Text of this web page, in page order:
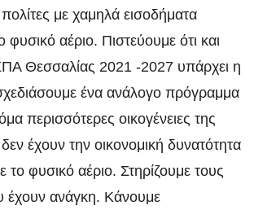
με χαμηλά εισοδήματα
φυσικό αέριο. Πιστεύουμε ότι και
Θεσσαλίας 2021 -2027 υπάρχει η
ένα ανάλογο πρόγραμμα
περισσότερες οικογένειες της
έχουν την οικονομική δυνατότητα
φυσικό αέριο. Στηρίζουμε τους
ανάγκη. Κάνουμε